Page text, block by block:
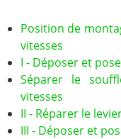
Position de
vitesses
I - Déposer et
Séparer le
vitesses
II - Réparer le
III - Déposer et